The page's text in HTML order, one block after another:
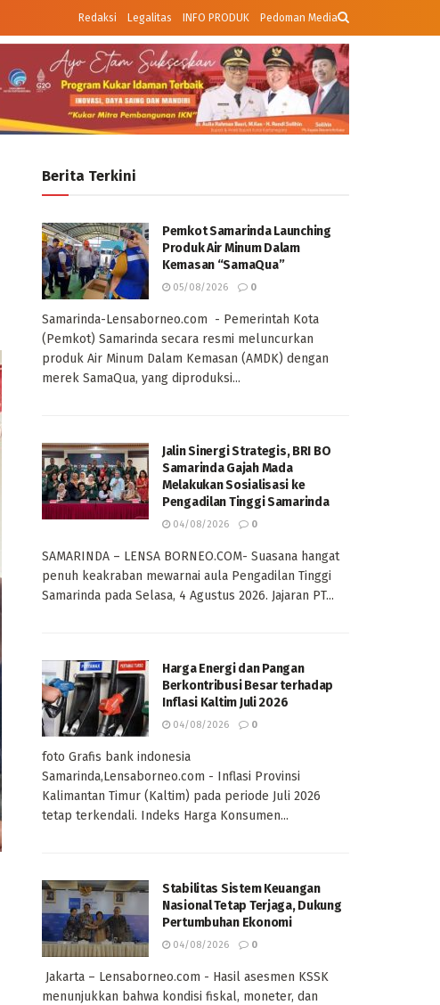
Redaksi Legalitas INFO PRODUK Pedoman Media
Berita Terkini
Pemkot Samarinda Launching
Produk Air Minum Dalam
Kemasan “SamaQua”
05/08/2026 0
Samarinda-Lensaborneo.com - Pemerintah Kota
(Pemkot) Samarinda secara resmi meluncurkan
produk Air Minum Dalam Kemasan (AMDK) dengan
merek SamaQua, yang diproduksi...
Jalin Sinergi Strategis, BRI BO
Samarinda Gajah Mada
Melakukan Sosialisasi ke
Pengadilan Tinggi Samarinda
04/08/2026 0
SAMARINDA – LENSA BORNEO.COM- Suasana hangat
penuh keakraban mewarnai aula Pengadilan Tinggi
Samarinda pada Selasa, 4 Agustus 2026. Jajaran PT...
Harga Energi dan Pangan
Berkontribusi Besar terhadap
Inflasi Kaltim Juli 2026
04/08/2026 0
foto Grafis bank indonesia
Samarinda,Lensaborneo.com - Inflasi Provinsi
Kalimantan Timur (Kaltim) pada periode Juli 2026
tetap terkendali. Indeks Harga Konsumen...
Stabilitas Sistem Keuangan
Nasional Tetap Terjaga, Dukung
Pertumbuhan Ekonomi
04/08/2026 0
Jakarta – Lensaborneo.com - Hasil asesmen KSSK
menunjukkan bahwa kondisi fiskal, moneter, dan